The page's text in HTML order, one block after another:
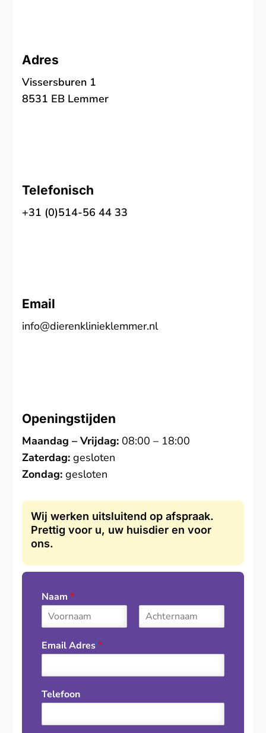
Adres
Vissersburen 1
8531 EB Lemmer
Telefonisch
+31 (0)514-56 44 33
Email
info@dierenklinieklemmer.nl
Openingstijden
Maandag – Vrijdag: 08:00 – 18:00
Zaterdag: gesloten
Zondag: gesloten
Wij werken uitsluitend op afspraak.
Prettig voor u, uw huisdier en voor
ons.
Naam*
i
rEmail Adres*
Telefoon